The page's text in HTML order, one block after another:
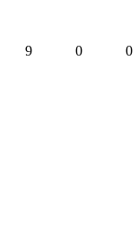
9 0 0